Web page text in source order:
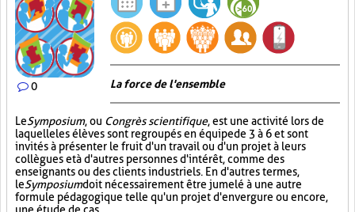
0 La force de l'ensemble
LeSymposium, ou Congrès scientifique, est une activité lors de
laquelle les élèves sont regroupés en équipe de 3 à 6 et sont
invités à présenter le fruit d'un travail ou d'un projet à leurs
collègues et à d'autres personnes d'intérêt, comme des
enseignants ou des clients industriels. En d'autres termes,
leSymposiumdoit nécessairement être jumelé à une autre
formule pédagogique telle qu'un projet d'envergure ou encore,